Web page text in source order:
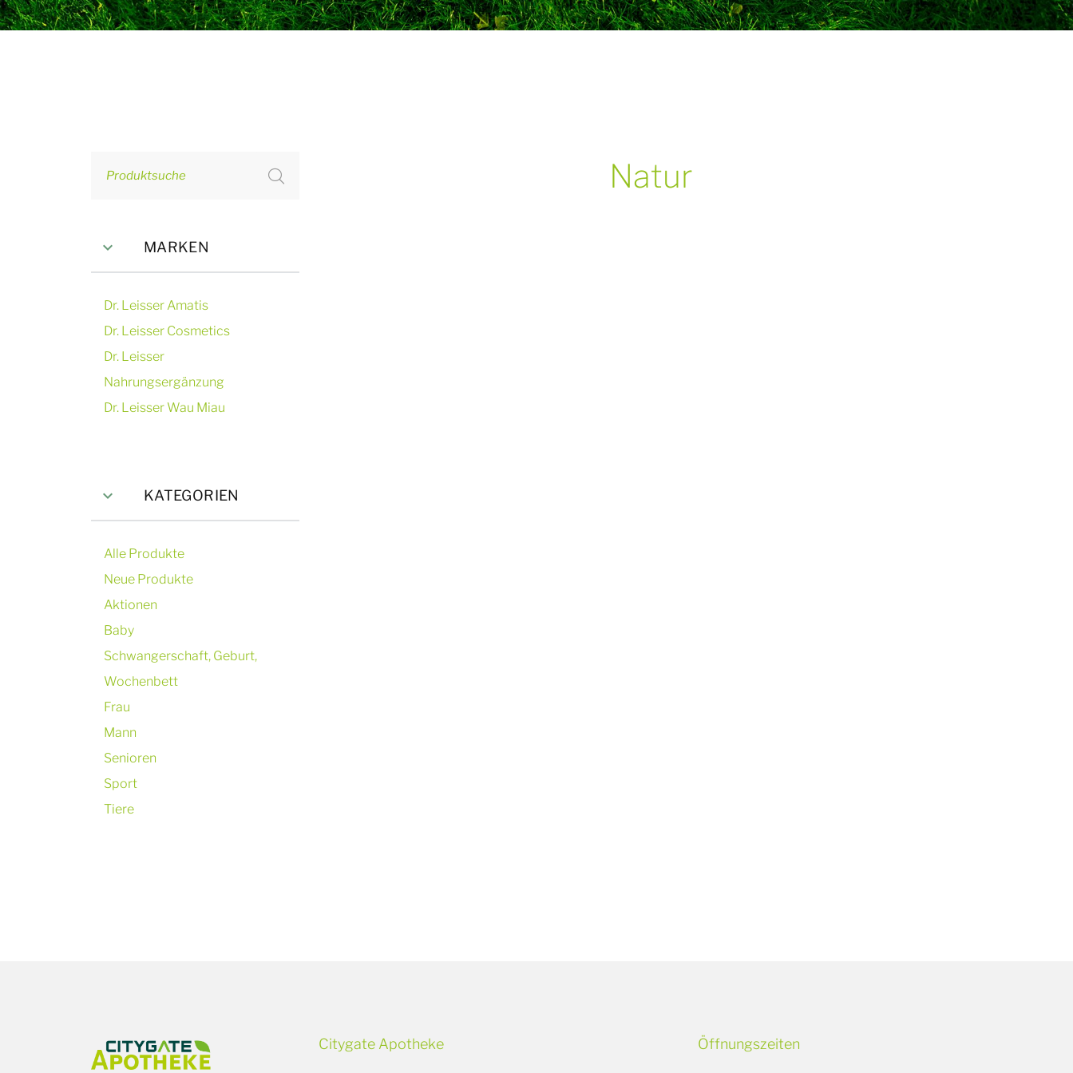
Produktsuche
MARKEN
Dr. Leisser Amatis
Dr. Leisser Cosmetics
Dr. Leisser
Nahrungsergänzung
Dr. Leisser Wau Miau
KATEGORIEN
Alle Produkte
Neue Produkte
Aktionen
Baby
Schwangerschaft, Geburt,
Wochenbett
Frau
Mann
Senioren
Sport
Tiere
Natur
Citygate Apotheke Öffnungszeiten